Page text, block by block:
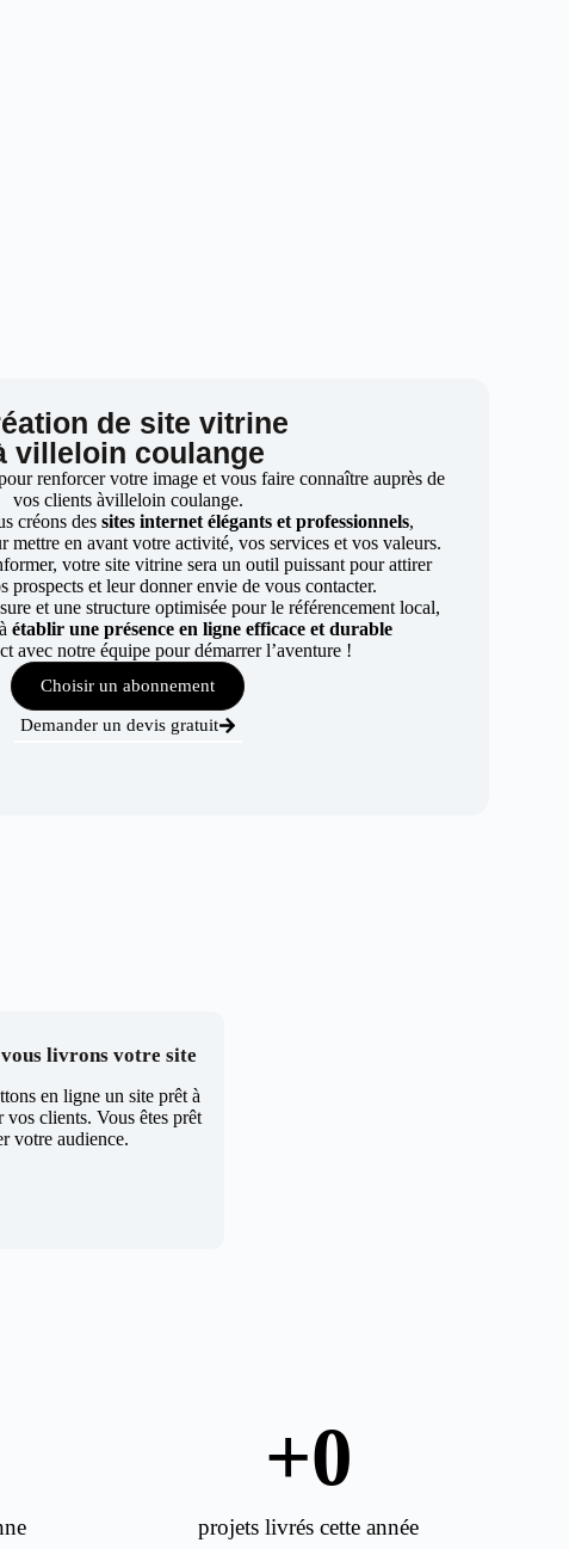
de site vitrine
villeloin coulange
renforcer votre image et vous faire connaître auprès de
vos clients àvilleloin coulange.
créons dessites internet élégants et professionnels,
mettre en avant votre activité, vos services et vos valeurs.
votre site vitrine sera un outil puissant pour attirer
prospects et leur donner envie de vous contacter.
et une structure optimisée pour le référencement local,
établir une présence en ligne efficace et durable
avec notre équipe pour démarrer l’aventure !
Choisir un abonnement
Demander un devis gratuit
vous livrons votre site
en ligne un site prêt à
vos clients. Vous êtes prêt
votre audience.
projets livrés cette année
+0